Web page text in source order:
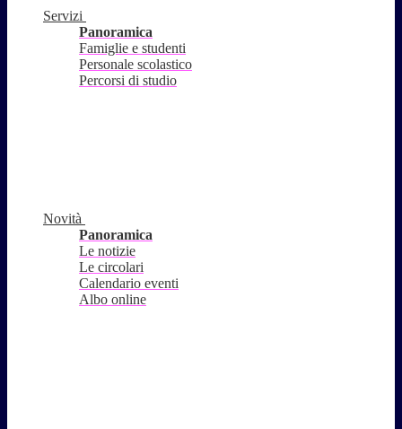
Servizi
Panoramica
Famiglie e studenti
Personale scolastico
Percorsi di studio
Novità
Panoramica
Le notizie
Le circolari
Calendario eventi
Albo online